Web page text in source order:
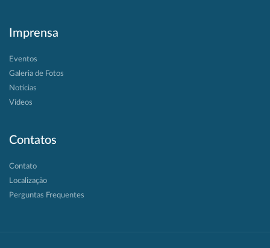
Imprensa
Eventos
Galeria de Fotos
Notícias
Vídeos
Contatos
Contato
Localização
Perguntas Frequentes